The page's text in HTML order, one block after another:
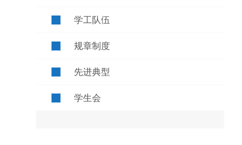
学工队伍
规章制度
先进典型
学生会